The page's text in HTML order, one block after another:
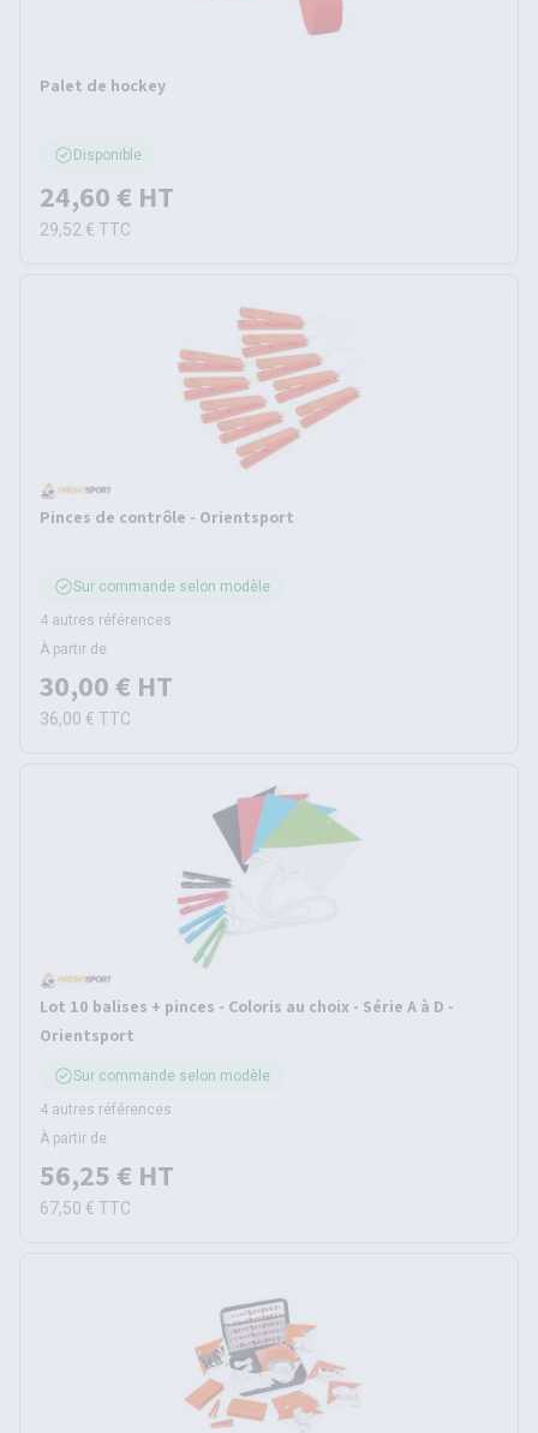
Palet de hockey
Disponible
24,60 € HT
29,52 € TTC
Pinces de contrôle - Orientsport
Sur commande selon modèle
4 autres références
À partir de
30,00 € HT
36,00 € TTC
Lot 10 balises + pinces - Coloris au choix - Série A à D -
Orientsport
Sur commande selon modèle
4 autres références
À partir de
56,25 € HT
67,50 € TTC